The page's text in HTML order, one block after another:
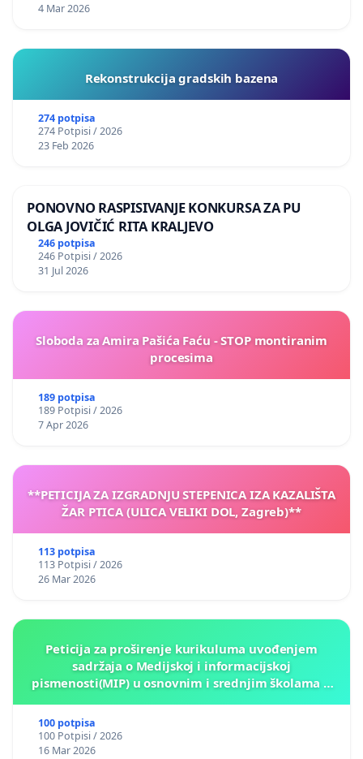
4 Mar 2026
Rekonstrukcija gradskih bazena
274 potpisa
274 Potpisi / 2026
23 Feb 2026
PONOVNO RASPISIVANJE KONKURSA ZA PU
OLGA JOVIČIĆ RITA KRALJEVO
246 potpisa
246 Potpisi / 2026
31 Jul 2026
Sloboda za Amira Pašića Faću - STOP montiranim
procesima
189 potpisa
189 Potpisi / 2026
7 Apr 2026
**PETICIJA ZA IZGRADNJU STEPENICA IZA KAZALIŠTA
ŽAR PTICA (ULICA VELIKI DOL, Zagreb)**
113 potpisa
113 Potpisi / 2026
26 Mar 2026
Peticija za proširenje kurikuluma uvođenjem
sadržaja o Medijskoj i informacijskoj
pismenosti(MIP) u osnovnim i srednjim školama u
100 potpisa
100 Potpisi / 2026
16 Mar 2026